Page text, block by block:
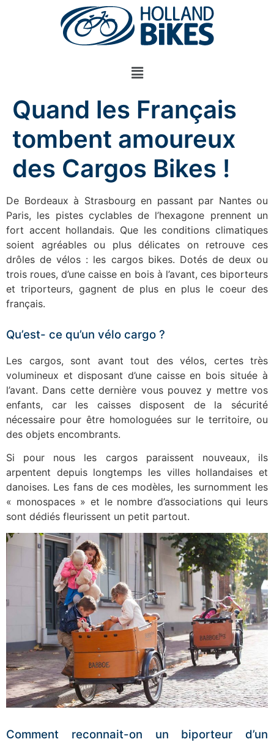
Quand les Français
tombent amoureux
des Cargos Bikes !
De Bordeaux à Strasbourg en passant par Nantes ou
Paris, les pistes cyclables de l’hexagone prennent un
fort accent hollandais. Que les conditions climatiques
soient agréables ou plus délicates on retrouve ces
drôles de vélos : les cargos bikes. Dotés de deux ou
trois roues, d’une caisse en bois à l’avant, ces biporteurs
et triporteurs, gagnent de plus en plus le coeur des
français.
Qu’est- ce qu’un vélo cargo ?
Les cargos, sont avant tout des vélos, certes très
volumineux et disposant d’une caisse en bois située à
l’avant. Dans cette dernière vous pouvez y mettre vos
enfants, car les caisses disposent de la sécurité
nécessaire pour être homologuées sur le territoire, ou
des objets encombrants.
Si pour nous les cargos paraissent nouveaux, ils
arpentent depuis longtemps les villes hollandaises et
danoises. Les fans de ces modèles, les surnomment les
« monospaces » et le nombre d’associations qui leurs
sont dédiés fleurissent un petit partout.
Comment reconnait-on un biporteur d’un